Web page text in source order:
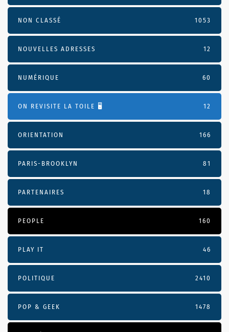
NON CLASSÉ 1053
NOUVELLES ADRESSES 12
NUMÉRIQUE 60
ON REVISITE LA TOILE 🖥️ 12
ORIENTATION 166
PARIS-BROOKLYN 81
PARTENAIRES 18
PEOPLE 160
PLAY IT 46
POLITIQUE 2410
POP & GEEK 1478